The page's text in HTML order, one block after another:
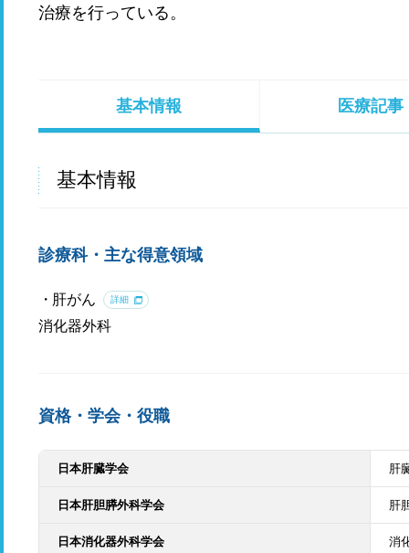
治療を行っている。
基本情報 医療記事
基本情報
診療科・主な得意領域
肝がん 詳細
消化器外科
資格・学会・役職
日本肝臓学会 肝
日本肝胆膵外科学会 肝
日本消化器外科学会 消